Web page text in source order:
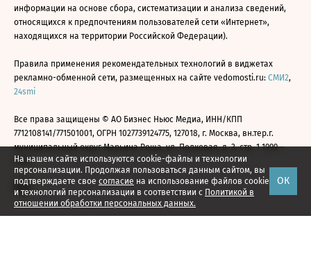
На нашем сайте используются cookie-файлы и технологии
персонализации. Продолжая пользоваться данным сайтом, вы
подтверждаете свое согласие на использование файлов cookie
и технологий персонализации в соответствии с Политикой в
отношении обработки персональных данных.
ОК
информации на основе сбора, систематизации и анализа сведений,
относящихся к предпочтениям пользователей сети «Интернет»,
находящихся на территории Российской Федерации).
Правила применения рекомендательных технологий в виджетах
рекламно-обменной сети, размещенных на сайте vedomosti.ru: СМИ2,
24smi
Все права защищены © АО Бизнес Ньюс Медиа, ИНН/КПП
7712108141/771501001, ОГРН 1027739124775, 127018, г. Москва, вн.тер.г.
муниципальный округ Марьина Роща, ул. Полковая, д. 3, стр. 1 1999—
2026